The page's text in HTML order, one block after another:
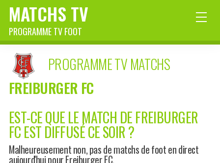
MATCHS TV
PROGRAMME TV FOOT
PROGRAMME TV MATCHS
FREIBURGER FC
EST-CE QUE LE MATCH DE FREIBURGER
FC EST DIFFUSÉ CE SOIR ?
Malheureusement non, pas de matchs de foot en direct
aujourd'hui pour Freiburger FC.